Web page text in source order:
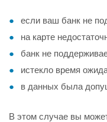
если ваш банк не
на карте
банк не
истекло время
в данных была
В этом случае вы